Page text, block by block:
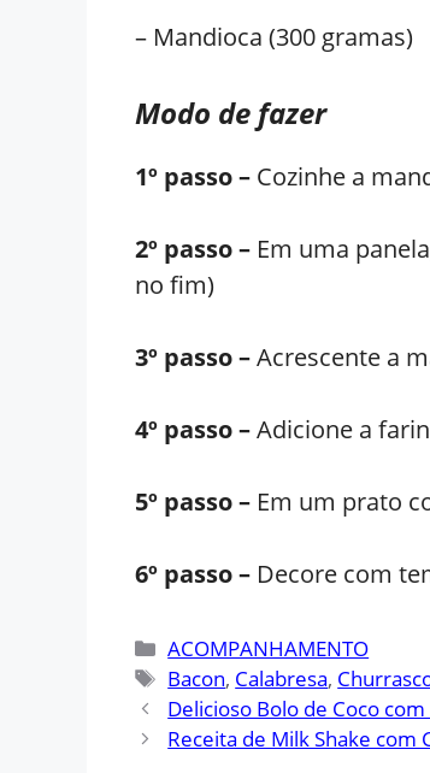
– Mandioca (300 gramas)
Modo de fazer
1º passo – Cozinhe a
2º passo – Em uma
no fim)
3º passo –Acrescente a
4º passo –Adicione a
5º passo – Em um prato
6º passo – Decore com
Categorias
ACOMPANHAMENTO
Tags
Bacon, Calabresa,
Delicioso Bolo de Coco
Receita de Milk Shake com